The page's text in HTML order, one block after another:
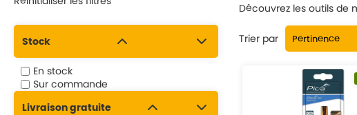
Stock
En stock
Sur commande
Livraison gratuite
Découvrez les outils de
Trier par